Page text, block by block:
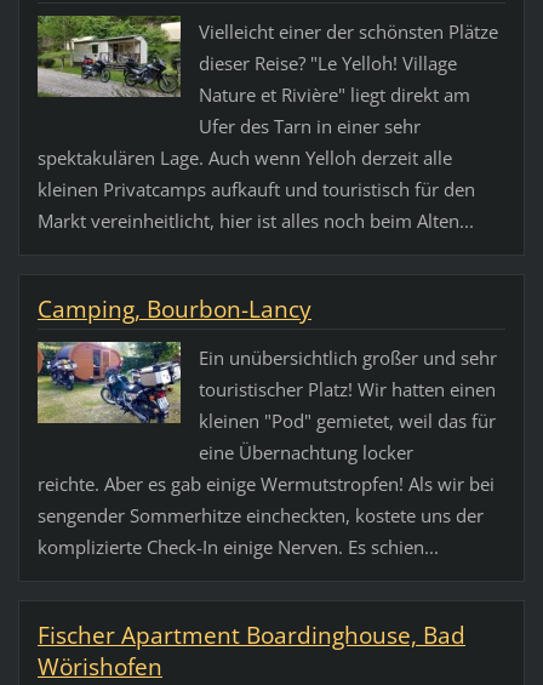
Vielleicht einer der schönsten Plätze
dieser Reise? "Le Yelloh! Village
Nature et Rivière" liegt direkt am
Ufer des Tarn in einer sehr
spektakulären Lage. Auch wenn Yelloh derzeit alle
kleinen Privatcamps aufkauft und touristisch für den
Markt vereinheitlicht, hier ist alles noch beim Alten...
Camping, Bourbon-Lancy
Ein unübersichtlich großer und sehr
touristischer Platz! Wir hatten einen
kleinen "Pod" gemietet, weil das für
eine Übernachtung locker
reichte. Aber es gab einige Wermutstropfen! Als wir bei
sengender Sommerhitze eincheckten, kostete uns der
komplizierte Check-In einige Nerven. Es schien...
Fischer Apartment Boardinghouse, Bad
Wörishofen